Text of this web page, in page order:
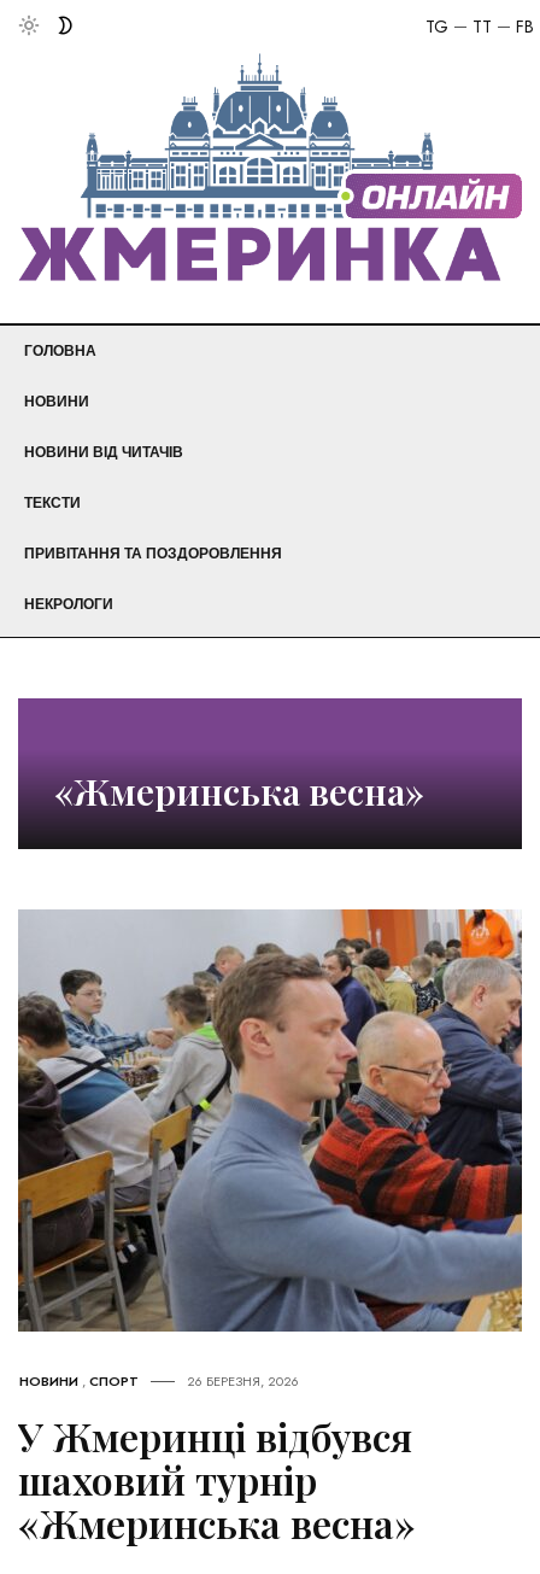
FB
TT
TG
ГОЛОВНА
НОВИНИ
НОВИНИ ВІД ЧИТАЧІВ
ТЕКСТИ
ПРИВІТАННЯ ТА ПОЗДОРОВЛЕННЯ
НЕКРОЛОГИ
«Жмеринська весна»
НОВИНИ ,СПОРТ 26 БЕРЕЗНЯ, 2026
У Жмеринці відбувся
шаховий турнір
«Жмеринська весна»